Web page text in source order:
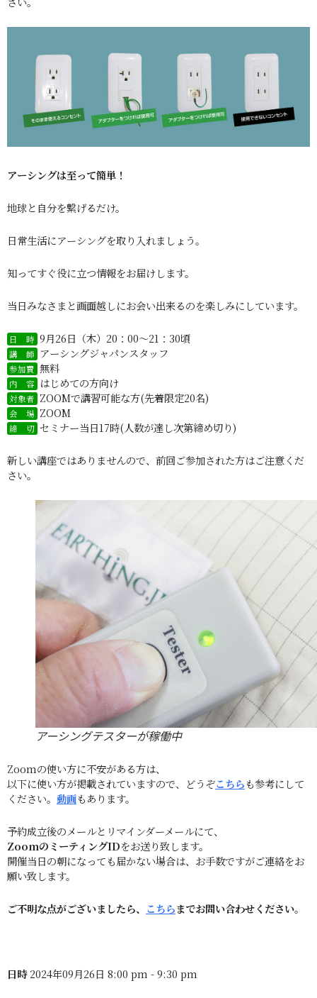
アーシングは至って簡単！
地球と自分を繋げるだけ。
日常生活にアーシングを取り入れましょう。
知ってすぐ役に立つ情報をお届けします。
当日みなさまと画面越しにお会い出来るのを楽しみにしています。
日 時 9月26日（木）20：00～21：30頃
講 師 アーシングジャパンスタッフ
参加費 無料
内 容 はじめての方向け
対象者 ZOOMで講習可能な方(先着限定20名)
会 場 ZOOM
締 切 セミナー当日17時(人数が達し次第締め切り)
新しい講座ではありませんので、前回ご参加された方はご注意くだ
さい。
アーシングテスターが稼働中
Zoomの使い方に不安がある方は、
以下に使い方が掲載されていますので、どうぞこちらも参考にして
ください。 動画もあります。
予約成立後のメールとリマインダーメールにて、
ZoomのミーティングIDをお送り致します。
開催当日の朝になっても届かない場合は、お手数ですがご連絡をお
願い致します。
ご不明な点がございましたら、 こちらまでお問い合わせください。
日時2024年09月26日 8:00 pm - 9:30 pm